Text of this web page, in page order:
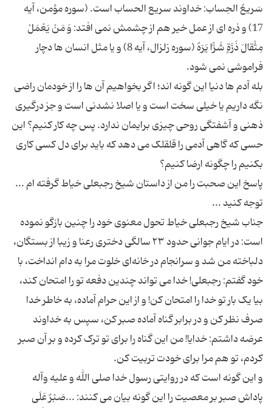
سَریعُ الحِساب: خداوند سریع الحساب است. (سوره مؤمن، آیه
17) و ذره ای از عمل خیر هم از چشمش نمی افتد: وَ مَنْ یَعْمَلْ
مِثْقالَ ذَرَّةٍ شَرًّا یَرَهُ (سوره زلزال، آیه 8) و یا مثل انسان ها دچار
بله آدم ها دنیا این گونه اند؛ اگر بخواهیم آن ها را از خودمان راضی
نگه داریم یا خیلی سخت است و یا اصلا نشدنی است و جز درگیری
ذهنی و آشفتگی روحی چیزی برایمان ندارد. پس چه کار کنیم؟ این
حسی که گاهی آدمی را قلقلک می دهد که باید برای دل کسی کاری
پاسخ این صحبت را من از داستان شیخ رجبعلی خیاط گرفته ام ...
جناب شیخ رجبعلی خیاط تحول معنوی خود را چنین بازگو نموده
است: در ایام جوانی حدود ۲۳ سالگی دختری رعنا و زیبا از بستگان،
دلباخته من شد و سرانجام در خانه‌ای خلوت مرا به دام انداخت، با
خود گفتم: رجبعلی! خدا می تواند چندین دفعه تو را امتحان کند،
بیا یک بار تو خدا را امتحان کن! و از این حرام آماده، به خاطر خدا
صرف نظر کن و در برابر گناه آماده صبر کن، سپس به خداوند
عرضه داشتم: خدایا! من این گناه را برای تو ترک کرده و بر آن صبر
و این گونه است که در روایتی رسول خدا صلی الله و علیه وآله
پاداش صبر بر معصیت را این گونه بیان می کنند: ...صَبْرٌ عَلَى